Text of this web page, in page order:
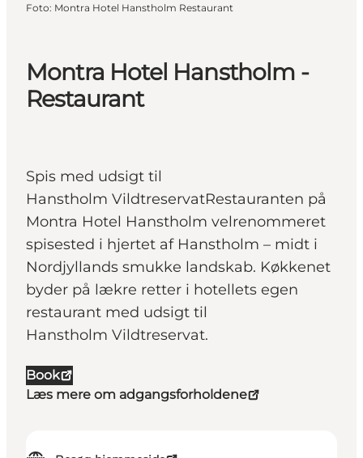
Montra Hotel Hanstholm -
Restaurant
Spis med udsigt til
Hanstholm VildtreservatRestauranten på
Montra Hotel Hanstholm velrenommeret
spisested i hjertet af Hanstholm – midt i
Nordjyllands smukke landskab. Køkkenet
byder på lækre retter i hotellets egen
restaurant med udsigt til
Hanstholm Vildtreservat.
Book
Læs mere om adgangsforholdene
Foto: Montra Hotel Hanstholm Restaurant